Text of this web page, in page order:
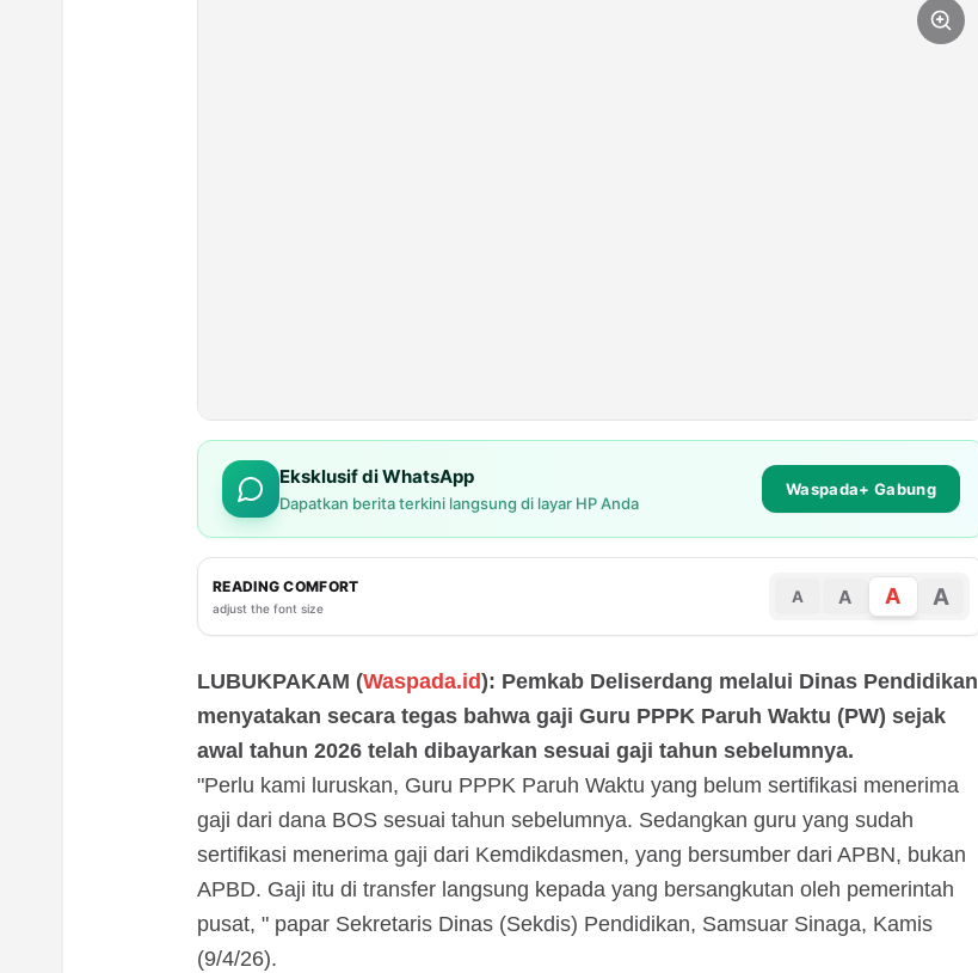
Eksklusif di WhatsApp
Dapatkan berita terkini langsung di layar HP Anda
Waspada+ Gabung
READING COMFORT
adjust the font size
A A A A
LUBUKPAKAM (Waspada.id): Pemkab Deliserdang melalui Dinas Pendidikan
menyatakan secara tegas bahwa gaji Guru PPPK Paruh Waktu (PW) sejak
awal tahun 2026 telah dibayarkan sesuai gaji tahun sebelumnya.
"Perlu kami luruskan, Guru PPPK Paruh Waktu yang belum sertifikasi menerima
gaji dari dana BOS sesuai tahun sebelumnya. Sedangkan guru yang sudah
sertifikasi menerima gaji dari Kemdikdasmen, yang bersumber dari APBN, bukan
APBD. Gaji itu di transfer langsung kepada yang bersangkutan oleh pemerintah
pusat, " papar Sekretaris Dinas (Sekdis) Pendidikan, Samsuar Sinaga, Kamis
(9/4/26).